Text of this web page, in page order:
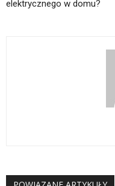
elektrycznego w domu?